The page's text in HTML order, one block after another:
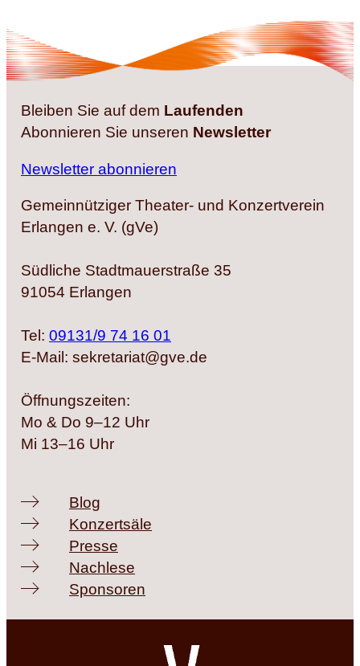
Bleiben Sie auf dem Laufenden
Abonnieren Sie unseren Newsletter
Newsletter abonnieren
Gemeinnütziger Theater- und Konzertverein
Erlangen e. V. (gVe)
Südliche Stadtmauerstraße 35
91054 Erlangen
Tel: 09131/9 74 16 01
E-Mail: sekretariat@gve.de
Öffnungszeiten:
Mo & Do 9–12 Uhr
Mi 13–16 Uhr
Blog
Konzertsäle
Presse
Nachlese
Sponsoren